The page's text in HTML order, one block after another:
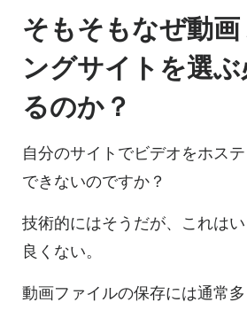
そもそもなぜ動画
ングサイトを選
るのか？
自分のサイトでビデオをホス
できないのですか？
技術的にはそうだが、これは
良くない。
動画ファイルの保存には通常